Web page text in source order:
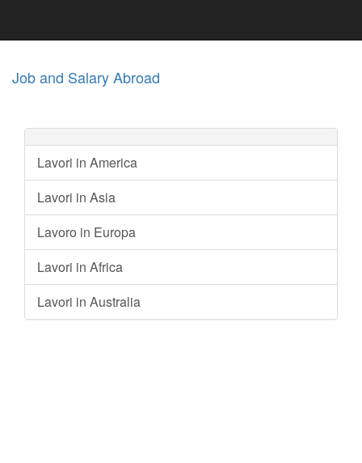
Job and Salary Abroad
Lavori in America
Lavori in Asia
Lavoro in Europa
Lavori in Africa
Lavori in Australia